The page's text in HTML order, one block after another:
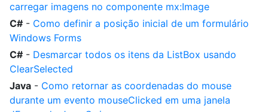
carregar imagens no componente mx:Image
C# - Como definir a posição inicial de um formulário
Windows Forms
C# - Desmarcar todos os itens da ListBox usando
ClearSelected
Java - Como retornar as coordenadas do mouse
durante um evento mouseClicked em uma janela